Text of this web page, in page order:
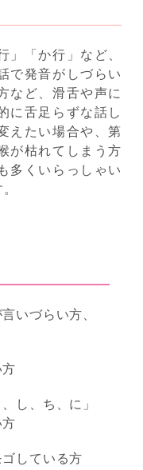
「か行」など、
で発音がしづらい
など、滑舌や声に
に舌足らずな話し
えたい場合や、第
が枯れてしまう方
多くいらっしゃい
いづらい方、
し、ち、に」
している方